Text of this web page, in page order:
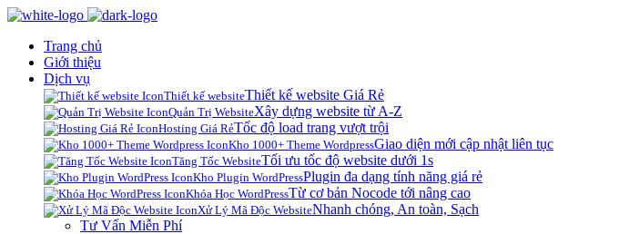
Trang chủ
Giới thiệu
Dịch vụ
Thiết kế websiteThiết kế website Giá Rẻ
Quản Trị WebsiteXây dựng website từ A-Z
Hosting Giá RẻTốc độ load trang vượt trội
Kho 1000+ Theme WordpressGiao diện mới cập nhật liên tục
Tăng Tốc WebsiteTối ưu tốc độ website dưới 1s
Kho Plugin WordPressPlugin đa dạng tính năng giá rẻ
Khóa Học WordPressTừ cơ bản Nocode tới nâng cao
Xử Lý Mã Độc WebsiteNhanh chóng, An toàn, Sạch
Tư Vấn Miễn Phí